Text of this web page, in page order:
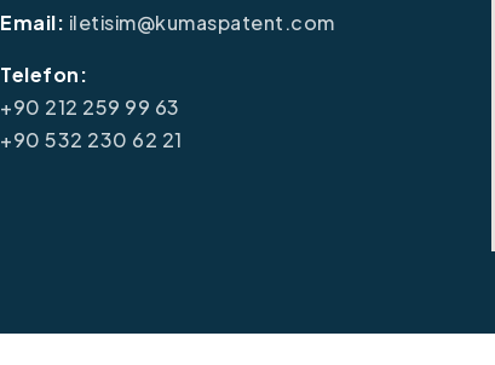
Email: iletisim@kumaspatent.com
Telefon:
+90 212 259 99 63
+90 532 230 62 21